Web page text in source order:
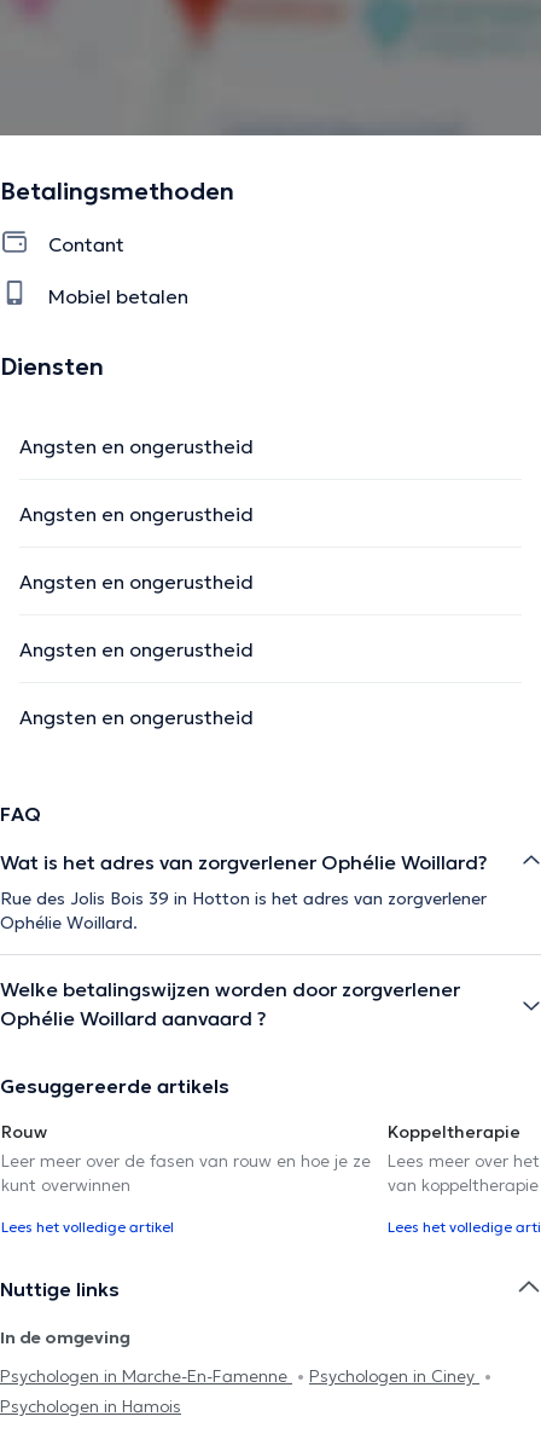
Betalingsmethoden
Contant
Mobiel betalen
Diensten
Angsten en ongerustheid
Angsten en ongerustheid
Angsten en ongerustheid
Angsten en ongerustheid
Angsten en ongerustheid
FAQ
Wat is het adres van zorgverlener Ophélie Woillard?
Rue des Jolis Bois 39 in Hotton is het adres van zorgverlener
Ophélie Woillard.
Welke betalingswijzen worden door zorgverlener
Ophélie Woillard aanvaard ?
Gesuggereerde artikels
Rouw
Leer meer over de fasen van rouw en hoe je ze
kunt overwinnen
Lees het volledige artikel
Koppeltherapie
Lees meer over
van koppeltherapie
Lees het volledige
Nuttige links
In de omgeving
Psychologen in Marche-En-Famenne
Psychologen in Ciney
Psychologen in Hamois